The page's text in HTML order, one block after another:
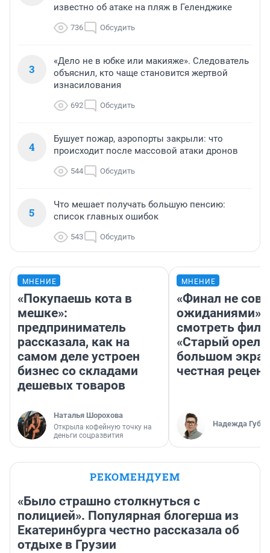
известно об атаке на пляж в Геленджике
736 Обсудить
3
«Дело не в юбке или макияже». Следователь
объяснил, кто чаще становится жертвой
изнасилования
692 Обсудить
4
Бушует пожар, аэропорты закрыли: что
происходит после массовой атаки дронов
544 Обсудить
5
Что мешает получать большую пенсию:
список главных ошибок
543 Обсудить
МНЕНИЕ
«Покупаешь кота в
мешке»:
предприниматель
рассказала, как на
самом деле устроен
бизнес со складами
дешевых товаров
Наталья Шорохова
Открыла кофейную точку на
деньги соцразвития
МНЕНИЕ
«Финал не
ожиданиями»:
смотреть
«Старый орел»
большом
честная
Надежда
РЕКОМЕНДУЕМ
«Было страшно столкнуться с
полицией». Популярная блогерша из
Екатеринбурга честно рассказала об
отдыхе в Грузии